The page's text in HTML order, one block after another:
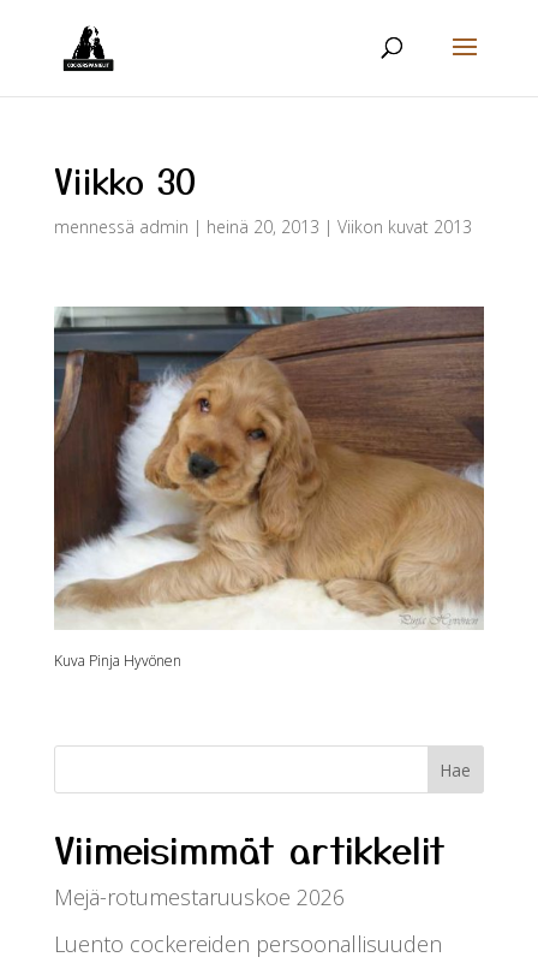
Viikko 30
mennessä admin | heinä 20, 2013 | Viikon kuvat 2013
Kuva Pinja Hyvönen
Viimeisimmät artikkelit
Mejä-rotumestaruuskoe 2026
Luento cockereiden persoonallisuuden